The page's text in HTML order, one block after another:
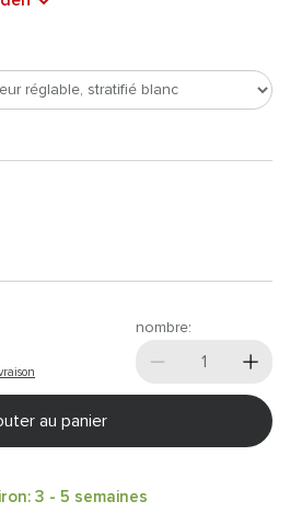
nombre:
au panier
3 - 5 semaines